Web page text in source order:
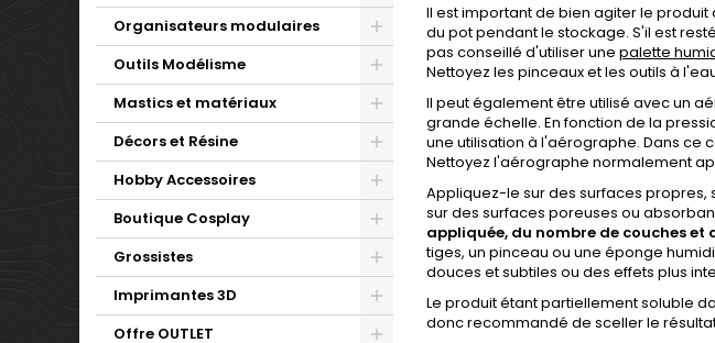
Organisateurs modulaires
Outils Modélisme
Mastics et matériaux
Décors et Résine
Hobby Accessoires
Boutique Cosplay
Grossistes
Imprimantes 3D
Offre OUTLET
Il est important de bien agiter le
du pot pendant le stockage. S'il est
pas conseillé d'utiliser une palette
Nettoyez les pinceaux et les outils à
Il peut également être utilisé avec un
grande échelle. En fonction de la
une utilisation à l'aérographe. Dans ce
Nettoyez l'aérographe normalement
Appliquez-le sur des surfaces propres,
sur des surfaces poreuses ou
appliquée, du nombre de couches et
tiges, un pinceau ou une éponge
douces et subtiles ou des effets plus
Le produit étant partiellement soluble
donc recommandé de sceller le